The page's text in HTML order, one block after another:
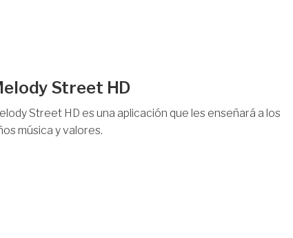
Street HD
Street HD es una aplicación que les enseñará a los
música y valores.